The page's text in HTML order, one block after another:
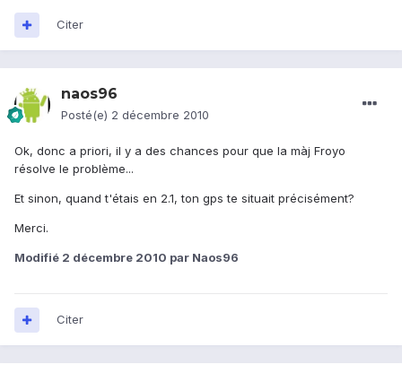
Citer
naos96
Posté(e) 2 décembre 2010
Ok, donc a priori, il y a des chances pour que la màj Froyo
résolve le problème...
Et sinon, quand t'étais en 2.1, ton gps te situait précisément?
Merci.
Modifié 2 décembre 2010 par Naos96
Citer